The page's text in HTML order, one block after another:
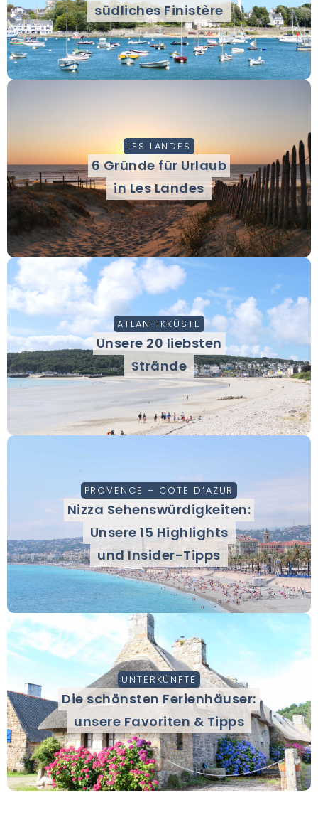
südliches Finistère
LES LANDES
6 Gründe für Urlaub
in Les Landes
ATLANTIKKÜSTE
Unsere 20 liebsten
Strände
PROVENCE – CÔTE D’AZUR
Nizza Sehenswürdigkeiten:
Unsere 15 Highlights
und Insider-Tipps
UNTERKÜNFTE
Die schönsten Ferienhäuser:
unsere Favoriten & Tipps